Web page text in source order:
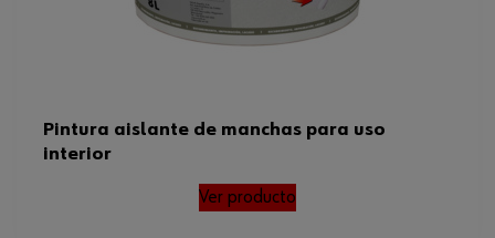
Pintura aislante de manchas para uso
interior
Ver producto